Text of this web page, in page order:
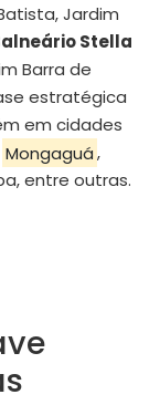
Jardim
Stella
Barra de
estratégica
em cidades
Mongaguá,
entre outras.